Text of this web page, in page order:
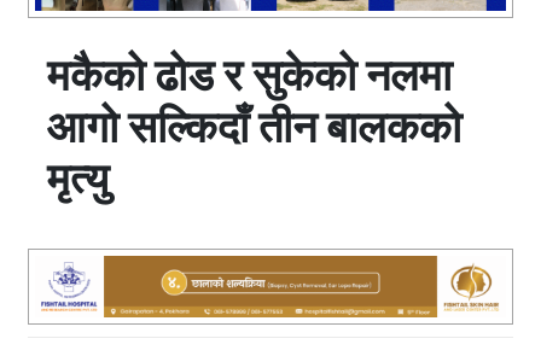
मकैको ढोड र सुकेको नलमा
आगो सल्किदाँ तीन बालकको
मृत्यु